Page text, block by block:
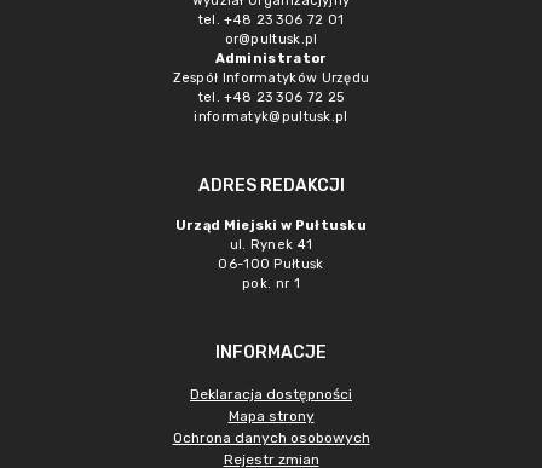
tel. +48 23 306 72 01
or@pultusk.pl
Administrator
Zespół Informatyków Urzędu
tel. +48 23 306 72 25
informatyk@pultusk.pl
ADRES REDAKCJI
Urząd Miejski w Pułtusku
ul. Rynek 41
06-100 Pułtusk
pok. nr 1
INFORMACJE
Deklaracja dostępności
Mapa strony
Ochrona danych osobowych
Rejestr zmian